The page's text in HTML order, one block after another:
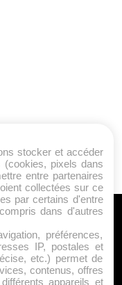
?
stocker et accéder
pixels dans
entre partenaires
collectées sur ce
par certains d'entre
dans d'autres
préférences,
IP, postales et
etc.) permet de
contenus, offres
appareils et